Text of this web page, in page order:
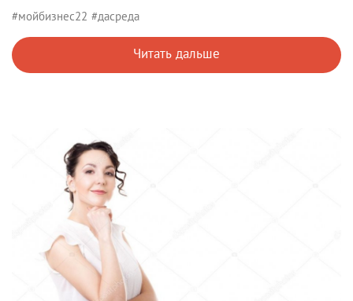
#мойбизнес22 #дасреда
Читать дальше